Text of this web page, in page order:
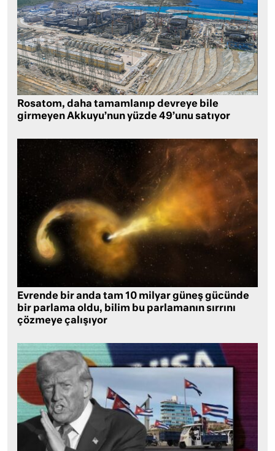
Rosatom, daha tamamlanıp devreye bile
girmeyen Akkuyu’nun yüzde 49’unu satıyor
Evrende bir anda tam 10 milyar güneş gücünde
bir parlama oldu, bilim bu parlamanın sırrını
çözmeye çalışıyor